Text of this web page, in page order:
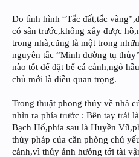
Do tình hình “Tấc đất,tấc
có sân trước,không xây được
trong nhà,cũng là một trong
nguyên tắc “Minh đường tụ
nào tốt để đặt bể cá cảnh,ngỏ
chủ mới là điều quan trọng.
Trong thuật phong thủy về nhà
nhìn ra phía trước : Bên tay trái
Bạch Hổ,phía sau là Huyền
thủy pháp của căn phòng chủ
cảnh,vì thủy ảnh hưởng tới tài